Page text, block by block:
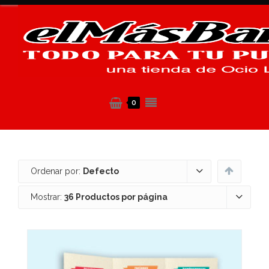
0
Ordenar por: Defecto
Mostrar: 36 Productos por página